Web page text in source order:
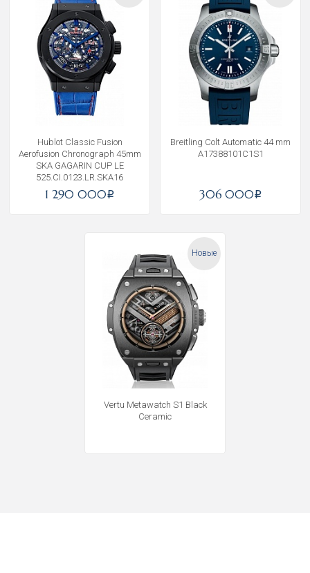
Hublot Classic Fusion
Aerofusion Chronograph 45mm
SKA GAGARIN CUP LE
525.CI.0123.LR.SKA16
1 290 000i
Breitling Colt Automatic 44 mm
A17388101C1S1
306 000i
Новые
Vertu Metawatch S1 Black
Ceramic
Получать на почту